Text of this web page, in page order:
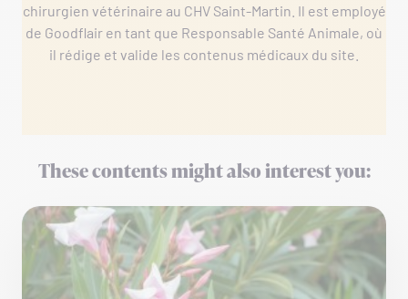
chirurgien vétérinaire au CHV Saint-Martin. Il est employé
de Goodflair en tant que Responsable Santé Animale, où
il rédige et valide les contenus médicaux du site.
These contents might also interest you: